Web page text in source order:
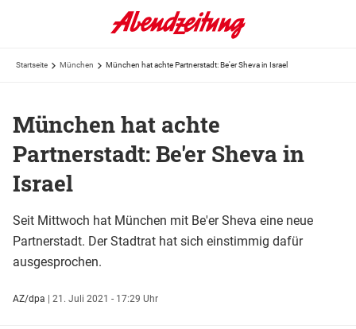
Startseite München München hat achte Partnerstadt: Be'er Sheva in Israel
München hat achte
Partnerstadt: Be'er Sheva in
Israel
Seit Mittwoch hat München mit Be'er Sheva eine neue
Partnerstadt. Der Stadtrat hat sich einstimmig dafür
ausgesprochen.
AZ/dpa | 21. Juli 2021 - 17:29 Uhr